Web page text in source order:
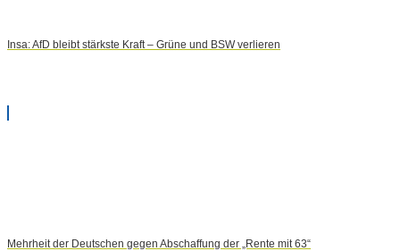
Insa: AfD bleibt stärkste Kraft – Grüne und BSW verlieren
Mehrheit der Deutschen gegen Abschaffung der „Rente mit 63“